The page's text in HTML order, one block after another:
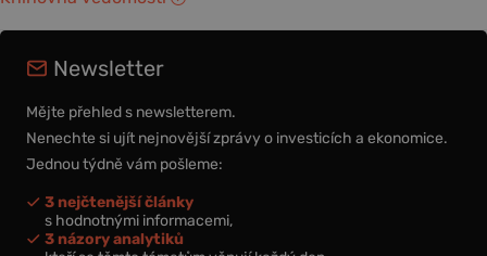
Newsletter
Mějte přehled s newsletterem.
Nenechte si ujít nejnovější zprávy o investicích a ekonomice.
Jednou týdně vám pošleme:
3 nejčtenější články
s hodnotnými informacemi,
3 názory analytiků